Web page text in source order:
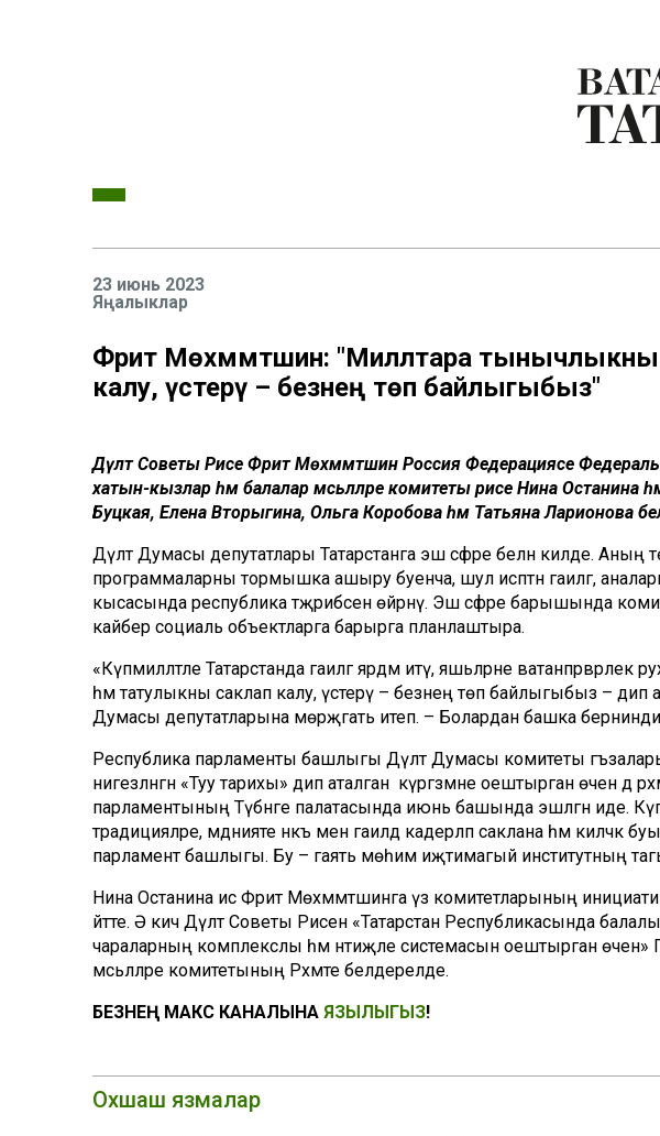
23 июнь 2023
Яңалыклар
Фәрит Мөхәммәтшин: "Милләтара
калу, үстерү – безнең төп байлыгыбыз"
Дәүләт Советы Рәисе Фәрит Мөхәммәтшин Россия Федерациясе
хатын-кызлар һәм балалар мәсьәләләре комитеты рәисе Нина
Буцкая, Елена Вторыгина, Ольга Коробова һәм Татьяна Ларионова
Дәүләт Думасы депутатлары Татарстанга эш сәфәре белән килде.
программаларны тормышка ашыру буенча, шул исәптән гаиләгә,
кысасында республика тәҗрибәсен өйрәнү. Эш сәфәре барышында
кайбер социаль объектларга барырга планлаштыра.
«Күпмилләтле Татарстанда гаиләгә ярдәм итү, яшьләрне
һәм татулыкны саклап калу, үстерү – безнең төп байлыгыбыз – дип
Думасы депутатларына мөрәҗәгать итеп. – Болардан башка
Республика парламенты башлыгы Дәүләт Думасы комитеты
нигезләнгән «Туу тарихы» дип аталган күргәзмәне оештырган өчен дә
парламентының Түбәнге палатасында июнь башында эшләгән иде.
традицияләре, мәдәнияте нәкъ менә гаиләдә кадерләп саклана һәм
парламент башлыгы. Бу – гаять мөһим иҗтимагый институтның
Нина Останина исә Фәрит Мөхәммәтшинга үз комитетларының
әйтте. Ә кичә Дәүләт Советы Рәисенә «Татарстан Республикасында балалы
чараларның комплекслы һәм нәтиҗәле системасын оештырган өчен»
мәсьәләләре комитетының Рәхмәте белдерелде.
БЕЗНЕҢ МАКС КАНАЛЫНА ЯЗЫЛЫГЫЗ!
Охшаш язмалар